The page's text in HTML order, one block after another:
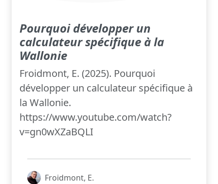
Pourquoi développer un
calculateur spécifique à la
Wallonie
Froidmont, E. (2025). Pourquoi
développer un calculateur spécifique à
la Wallonie.
https://www.youtube.com/watch?
v=gn0wXZaBQLI
Froidmont, E.